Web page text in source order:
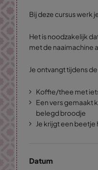
Bij deze cursus werk
Het is noodzakelijk
met de naaimachine
Je ontvangt tijdens
Koffie/thee met
Een vers gemaakt
belegd broodje
Je krijgt een beetje
Datum